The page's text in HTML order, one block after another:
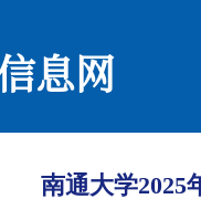
息网
南通大学2025